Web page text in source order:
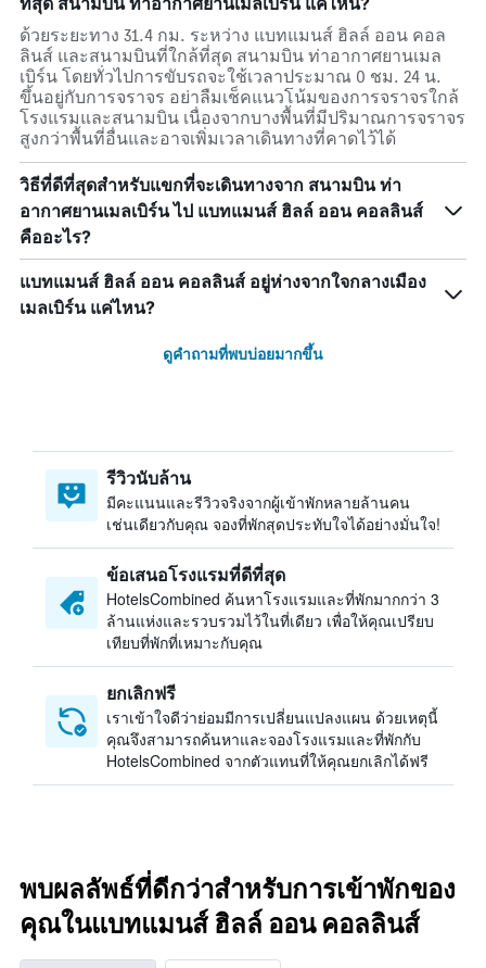
ด้วยระยะทาง 31.4 กม. ระหว่าง แบทแมนส์ ฮิลล์ ออน คอล
ลินส์ และสนามบินที่ใกล้ที่สุด สนามบิน ท่าอากาศยานเมล
เบิร์น โดยทั่วไปการขับรถจะใช้เวลาประมาณ 0 ชม. 24 น.
ขึ้นอยู่กับการจราจร อย่าลืมเช็คแนวโน้มของการจราจรใกล้
โรงแรมและสนามบิน เนื่องจากบางพื้นที่มีปริมาณการจราจร
สูงกว่าพื้นที่อื่นและอาจเพิ่มเวลาเดินทางที่คาดไว้ได้
วิธีที่ดีที่สุดสำหรับแขกที่จะเดินทางจาก สนามบิน ท่า
อากาศยานเมลเบิร์น ไป แบทแมนส์ ฮิลล์ ออน คอลลินส์
คืออะไร?
แบทแมนส์ ฮิลล์ ออน คอลลินส์ อยู่ห่างจากใจกลางเมือง
เมลเบิร์น แค่ไหน?
ดูคำถามที่พบบ่อยมากขึ้น
รีวิวนับล้าน
มีคะแนนและรีวิวจริงจากผู้เข้าพักหลายล้านคน
เช่นเดียวกับคุณ จองที่พักสุดประทับใจได้อย่างมั่นใจ!
ข้อเสนอโรงแรมที่ดีที่สุด
HotelsCombined ค้นหาโรงแรมและที่พักมากกว่า 3
ล้านแห่งและรวบรวมไว้ในที่เดียว เพื่อให้คุณเปรียบ
เทียบที่พักที่เหมาะกับคุณ
ยกเลิกฟรี
เราเข้าใจดีว่าย่อมมีการเปลี่ยนแปลงแผน ด้วยเหตุนี้
คุณจึงสามารถค้นหาและจองโรงแรมและที่พักกับ
HotelsCombined จากตัวแทนที่ให้คุณยกเลิกได้ฟรี
พบผลลัพธ์ที่ดีกว่าสำหรับการเข้าพักของ
คุณในแบทแมนส์ ฮิลล์ ออน คอลลินส์